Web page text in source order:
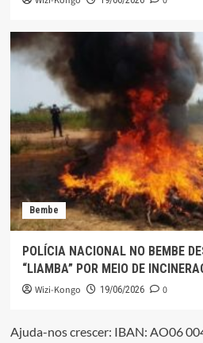
Bembe
POLÍCIA NACIONAL NO BEMBE
“LIAMBA” POR MEIO DE
Wizi-Kongo 19/06/2026 0
Ajuda-nos crescer: IBAN: AO06